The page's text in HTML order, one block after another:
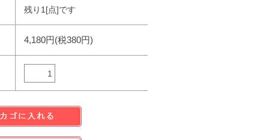
残り1[点]です
4,180円(税380円)